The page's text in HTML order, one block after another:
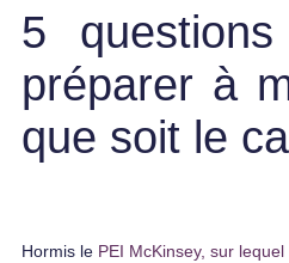
5
préparer à
que soit le
Hormis le PEI McKinsey, sur